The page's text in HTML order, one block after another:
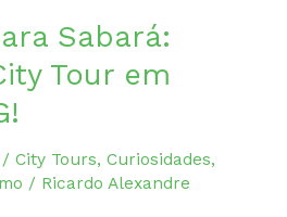
Sabará:
Tour em
/ City Tours, Curiosidades,
/ Ricardo Alexandre